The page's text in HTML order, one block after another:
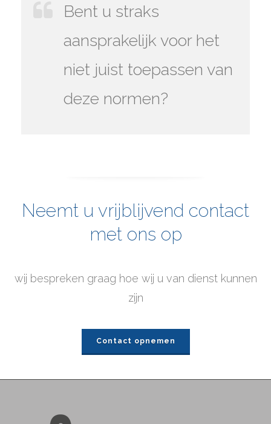
Bent u straks
aansprakelijk voor het
niet juist toepassen van
deze normen?
Neemt u vrijblijvend contact
met ons op
wij bespreken graag hoe wij u van dienst kunnen
zijn
Contact opnemen